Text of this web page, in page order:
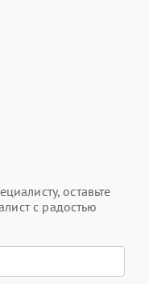
оставьте
с радостью